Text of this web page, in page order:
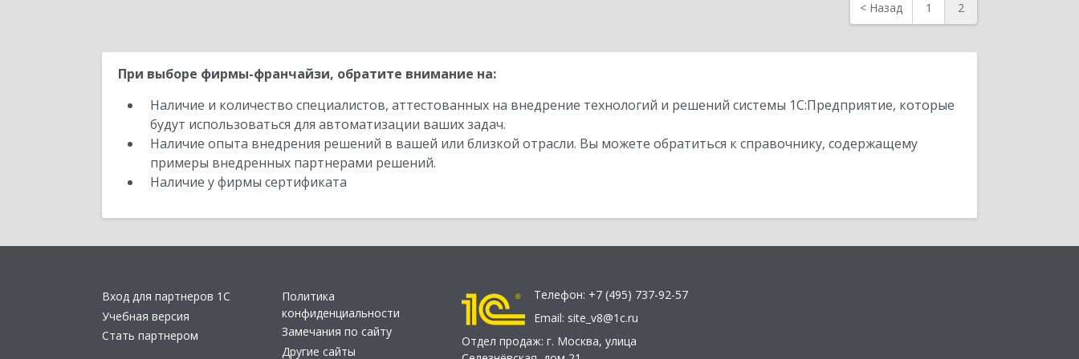
< Назад 1 2
При выборе фирмы-франчайзи, обратите внимание на:
Наличие и количество специалистов, аттестованных на внедрение технологий и решений системы 1С:Предприятие, которые
будут использоваться для автоматизации ваших задач.
Наличие опыта внедрения решений в вашей или близкой отрасли. Вы можете обратиться к справочнику, содержащему
примеры внедренных партнерами решений.
Наличие у фирмы сертификата
Вход для партнеров 1С
Учебная версия
Стать партнером
Политика
конфиденциальности
Замечания по сайту
Другие сайты
Телефон: +7 (495) 737-92-57
Email: site_v8@1c.ru
Отдел продаж: г. Москва, улица